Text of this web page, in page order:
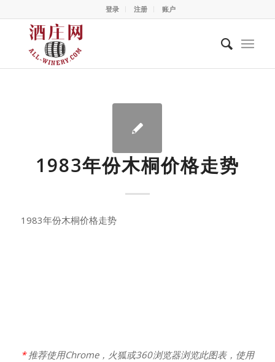
登录 注册 账户
1983年份木桐价格走势
1983年份木桐价格走势
*推荐使用Chrome，火狐或360浏览器浏览此图表，使用